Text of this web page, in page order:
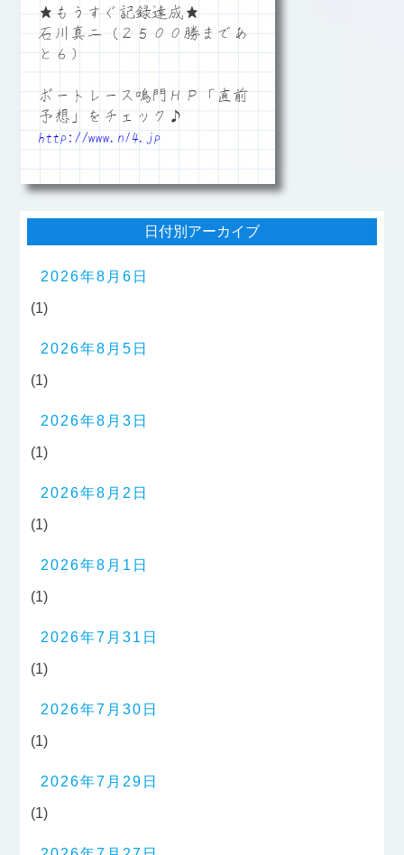
★もうすぐ記録達成★
石川真二（２５００勝まであ
と６）
ボートレース鳴門ＨＰ「直前
予想」をチェック♪
http://www.n14.jp
日付別アーカイブ
2026年8月6日
(1)
2026年8月5日
(1)
2026年8月3日
(1)
2026年8月2日
(1)
2026年8月1日
(1)
2026年7月31日
(1)
2026年7月30日
(1)
2026年7月29日
(1)